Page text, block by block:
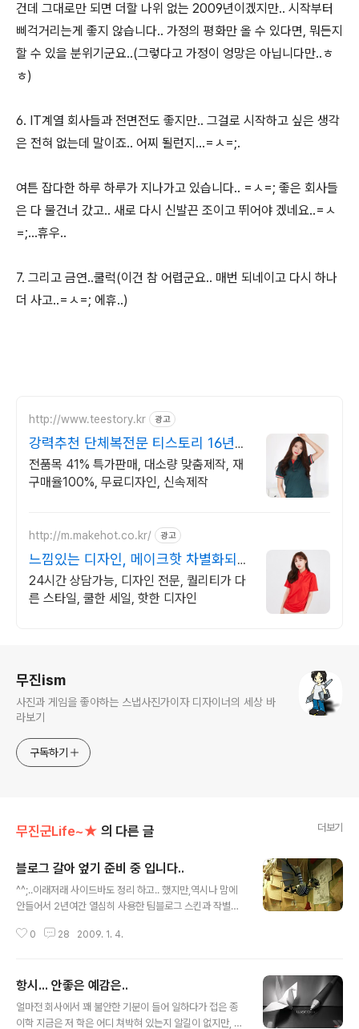
건데 그대로만 되면 더할 나위 없는 2009년이겠지만.. 시작부터
삐걱거리는게 좋지 않습니다.. 가정의 평화만 올 수 있다면, 뭐든지
할 수 있을 분위기군요..(그렇다고 가정이 엉망은 아닙니다만..ㅎ
ㅎ)
6. IT계열 회사들과 전면전도 좋지만.. 그걸로 시작하고 싶은 생각
은 전혀 없는데 말이죠.. 어찌 될런지...=ㅅ=;.
여튼 잡다한 하루 하루가 지나가고 있습니다.. =ㅅ=; 좋은 회사들
은 다 물건너 갔고.. 새로 다시 신발끈 조이고 뛰어야 겠네요..=ㅅ
=;...휴우..
7. 그리고 금연..쿨럭(이건 참 어렵군요.. 매번 되네이고 다시 하나
더 사고..=ㅅ=; 에휴..)
http://www.teestory.kr 광고
강력추천 단체복전문 티스토리 16년
전통의 전문업체
전품목 41% 특가판매, 대소량 맞춤제작, 재
구매율100%, 무료디자인, 신속제작
http://m.makehot.co.kr/ 광고
느낌있는 디자인, 메이크핫 차별화되고
세련된 디자인!
24시간 상담가능, 디자인 전문, 퀄리티가 다
른 스타일, 쿨한 세일, 핫한 디자인
무진ism
사진과 게임을 좋아하는 스냅사진가이자 디자이너의 세상 바
라보기
구독하기
무진군Life~★ 의 다른 글 더보기
블로그 갈아 엎기 준비 중 입니다..
^^;..이래저래 사이드바도 정리 하고.. 했지만,역시나 맘에
안들어서 2년여간 열심히 사용한 팀블로그 스킨과 작별을
스킨도 꽤나 잡탕이었기 때문에, 2년여 만에 이제 다시 메
이기도 하고.. 해서 적정선에서 멈춰야 겠네요..^^:.. 이스킨
을 2년동안 꽤나 정성들여서 가꿔 왔기 때문에, 사실 숨겨
진 코드들도 많았고...=ㅅ=;.. 좀 복잡 합니다..=ㅅ=;;. 사실
0 28 2009. 1. 4.
항시... 안좋은 예감은..
얼마전 회사에서 꽤 불안한 기분이 들어 일하다가 접은 종
이학 지금은 저 학은 어디 쳐박혀 있는지 알길이 없지만, 예